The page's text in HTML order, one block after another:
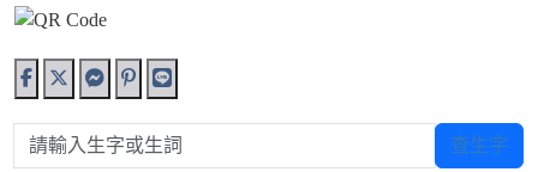
請輸入生字或生詞 查生字